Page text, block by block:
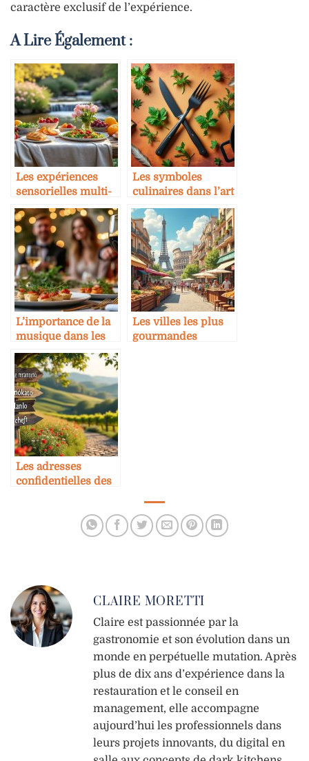
caractère exclusif de l’expérience.
A Lire Également :
Les expériences
sensorielles multi-
sens
Les symboles
culinaires dans l’art
et la littérature
L’importance de la
musique dans les
événements
culinaires
Les villes les plus
gourmandes
Les adresses
confidentielles des
CLAIRE MORETTI
Claire est passionnée par la
gastronomie et son évolution dans un
monde en perpétuelle mutation. Après
plus de dix ans d’expérience dans la
restauration et le conseil en
management, elle accompagne
aujourd’hui les professionnels dans
leurs projets innovants, du digital en